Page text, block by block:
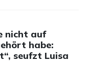
nicht auf
habe:
seufzt Luisa